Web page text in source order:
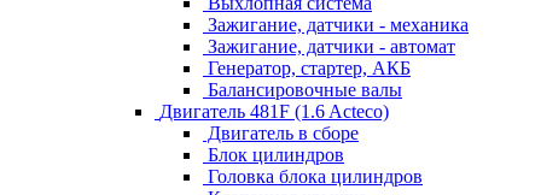
Зажигание, датчики - механика
Зажигание, датчики - автомат
Генератор, стартер, АКБ
Балансировочные валы
Двигатель 481F (1.6 Acteco)
Двигатель в сборе
Блок цилиндров
Головка блока цилиндров